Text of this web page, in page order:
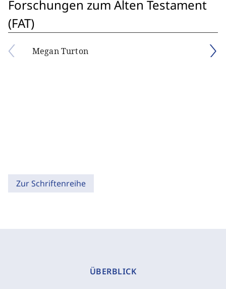
Forschungen zum Alten Testament
(FAT)
Megan Turton
Zur Schriftenreihe
ÜBERBLICK